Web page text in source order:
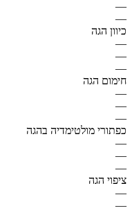
—
—
כיוון הגה
—
—
—
חימום הגה
—
—
—
כפתורי מולטימדיה בהגה
—
—
—
ציפוי הגה
—
—